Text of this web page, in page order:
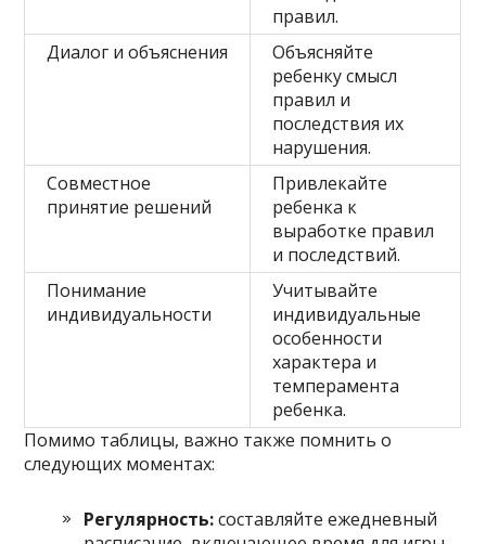
правил.
Диалог и объяснения
Объясняйте
ребенку смысл
правил и
последствия их
нарушения.
Совместное
принятие решений
Привлекайте
ребенка к
выработке правил
и последствий.
Понимание
индивидуальности
Учитывайте
индивидуальные
особенности
характера и
темперамента
ребенка.
Помимо таблицы, важно также помнить о
следующих моментах:
Регулярность:составляйте ежедневный